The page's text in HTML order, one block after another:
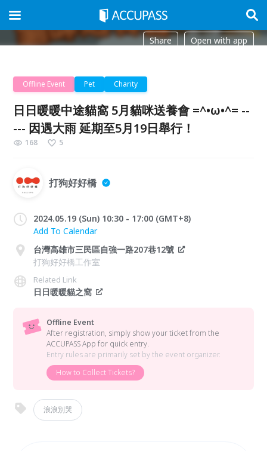
Share Open with app
Offline Event Pet Charity
日日暖暖中途貓窩 5月貓咪送養會 =^•ω•^= --
--- 因遇大雨 延期至5月19日舉行！
168 5
打狗好好橋
2024.05.19 (Sun) 10:30 - 17:00 (GMT+8)
Add To Calendar
台灣高雄市三民區自強一路207巷12號
打狗好好橋工作室
Related Link
日日暖暖貓之窩
Offline Event
After registration, simply show your ticket from the
ACCUPASS App for quick entry.
Entry rules are primarily set by the event organizer.
How to Collect Tickets?
浪浪別哭